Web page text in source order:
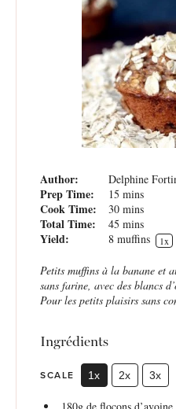
Author: Delphine
Prep Time: 15 mins
Cook Time: 30 mins
Total Time: 45 mins
Yield: 8 muffins 1x
Petits muffins à la banane et
sans farine, avec des blancs
Pour les petits plaisirs sans
Ingrédients
SCALE 1x 2x 3x